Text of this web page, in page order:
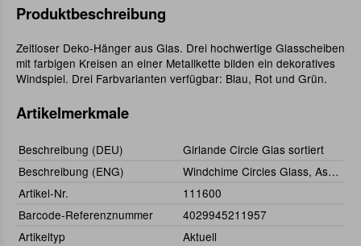
Produktbeschreibung
Zeitloser Deko-Hänger aus Glas. Drei hochwertige Glasscheiben
mit farbigen Kreisen an einer Metallkette bilden ein dekoratives
Windspiel. Drei Farbvarianten verfügbar: Blau, Rot und Grün.
Artikelmerkmale
Beschreibung (DEU)
Girlande Circle Glas sortiert
Beschreibung (ENG)
Windchime Circles Glass, Assorted
Artikel-Nr.
111600
Barcode-Referenznummer
4029945211957
Artikeltyp
Aktuell